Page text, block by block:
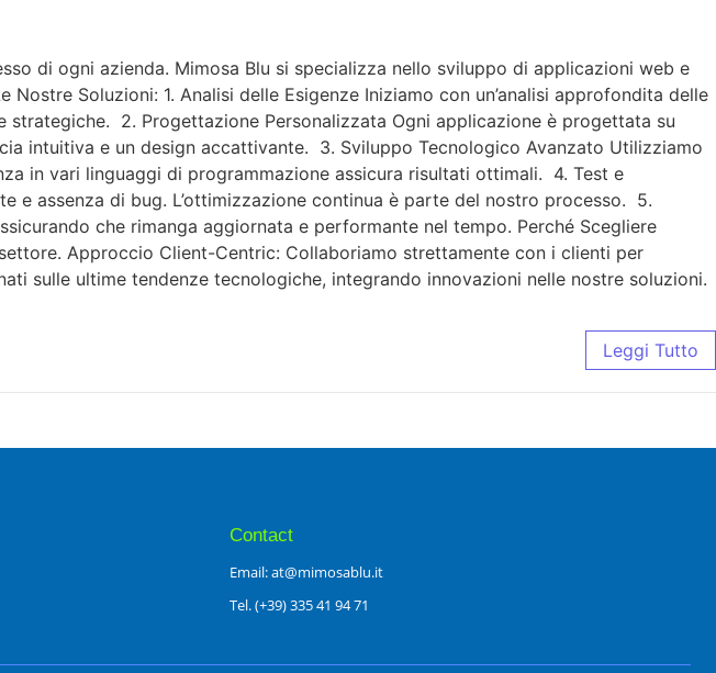
di ogni azienda. Mimosa Blu si specializza nello sviluppo di applicazioni web e
Soluzioni: 1. Analisi delle Esigenze Iniziamo con un’analisi approfondita delle
2. Progettazione Personalizzata Ogni applicazione è progettata su
intuitiva e un design accattivante. 3. Sviluppo Tecnologico Avanzato Utilizziamo
in vari linguaggi di programmazione assicura risultati ottimali. 4. Test e
assenza di bug. L’ottimizzazione continua è parte del nostro processo. 5.
che rimanga aggiornata e performante nel tempo. Perché Scegliere
Approccio Client-Centric: Collaboriamo strettamente con i clienti per
sulle ultime tendenze tecnologiche, integrando innovazioni nelle nostre soluzioni.
Leggi Tutto
Contact
Email: at@mimosablu.it
Tel. (+39) 335 41 94 71